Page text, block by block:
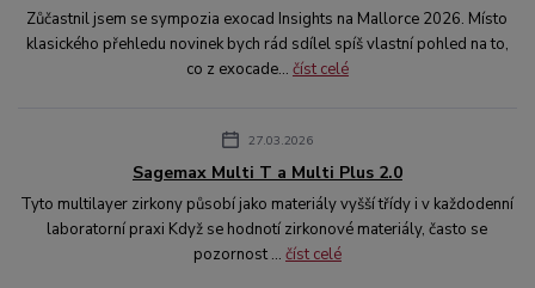
Zůčastnil jsem se sympozia exocad Insights na Mallorce 2026. Místo
klasického přehledu novinek bych rád sdílel spíš vlastní pohled na to,
co z exocade... číst celé
27.03.2026
Sagemax Multi T a Multi Plus 2.0
Tyto multilayer zirkony působí jako materiály vyšší třídy i v každodenní
laboratorní praxi Když se hodnotí zirkonové materiály, často se
pozornost ... číst celé